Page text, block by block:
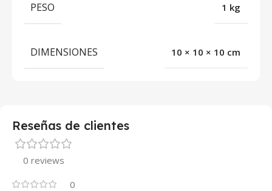
PESO 1 kg
DIMENSIONES 10 × 10 × 10 cm
Reseñas de clientes
0 reviews
0